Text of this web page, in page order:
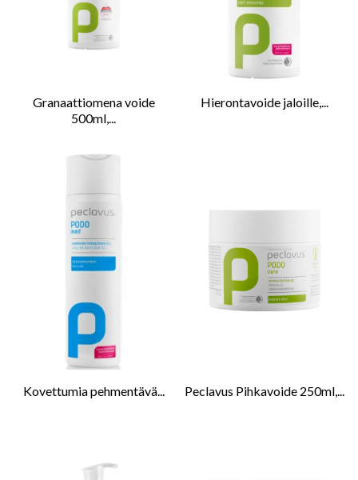
Granaattiomena voide
500ml,...
Hierontavoide jaloille,...
Kovettumia pehmentävä... Peclavus Pihkavoide 250ml,...